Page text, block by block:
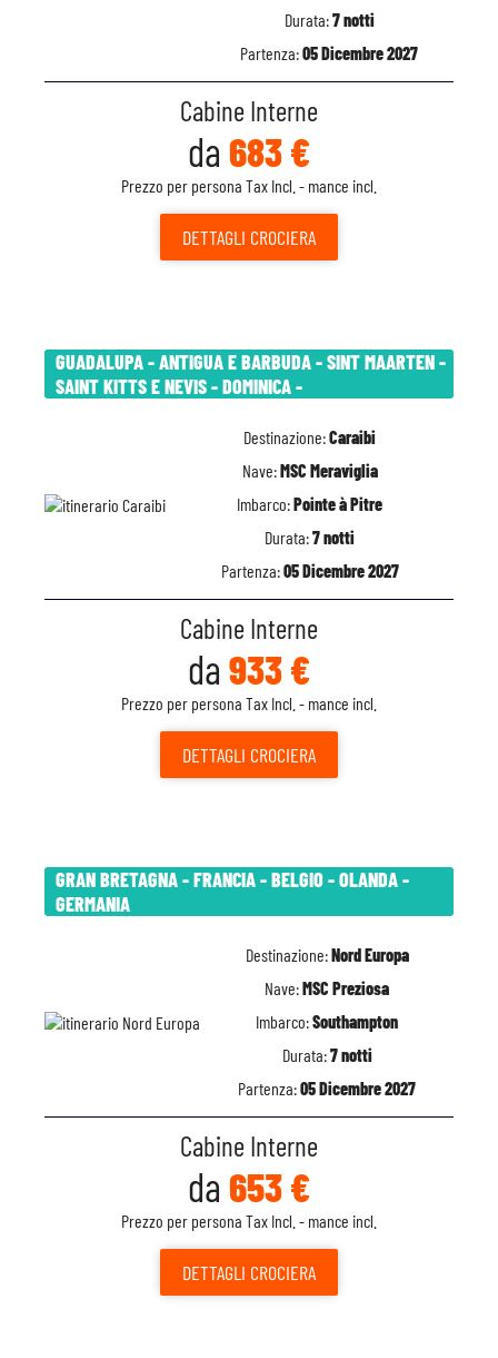
Durata:7 notti
Partenza:05 Dicembre 2027
Cabine Interne
da 683 €
Prezzo per persona Tax Incl. - mance incl.
DETTAGLI CROCIERA
GUADALUPA - ANTIGUA E BARBUDA - SINT MAARTEN -
SAINT KITTS E NEVIS - DOMINICA -
Destinazione:Caraibi
Nave:MSC Meraviglia
Imbarco:Pointe à Pitre
Durata:7 notti
Partenza:05 Dicembre 2027
Cabine Interne
da 933 €
Prezzo per persona Tax Incl. - mance incl.
DETTAGLI CROCIERA
GRAN BRETAGNA - FRANCIA - BELGIO - OLANDA -
GERMANIA
Destinazione:Nord Europa
Nave:MSC Preziosa
Imbarco:Southampton
Durata:7 notti
Partenza:05 Dicembre 2027
Cabine Interne
da 653 €
Prezzo per persona Tax Incl. - mance incl.
DETTAGLI CROCIERA